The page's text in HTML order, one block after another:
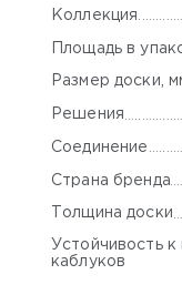
Коллекция
Площадь в
Размер доски,
Решения
Соединение
Страна бренда
Толщина доски
Устойчивость
каблуков